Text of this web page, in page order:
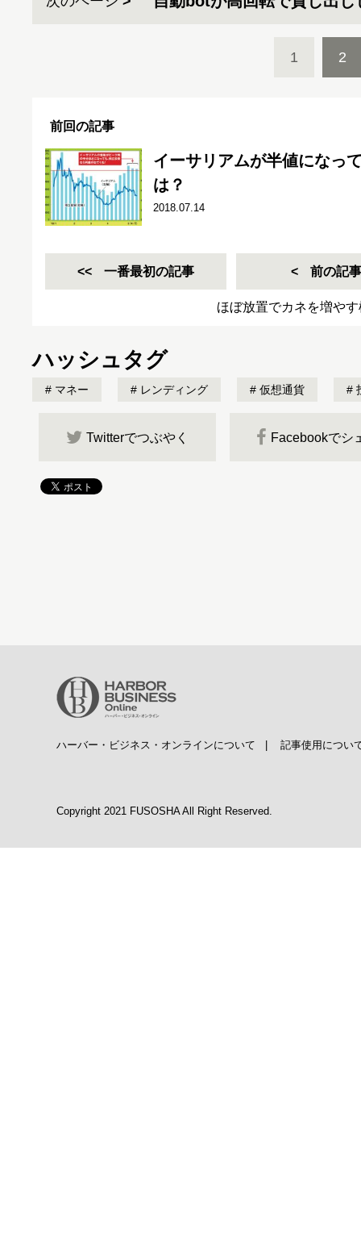
1 2
前回の記事
イーサリアムが半値になっ
は？
2018.07.14
一番最初の記事 前の記事
ほぼ放置でカネを増や
ハッシュタグ
マネー レンディング 仮想通貨
Twitterでつぶやく Facebookでシ
ハーバー・ビジネス・オンラインについて 記事使用につい
Copyright 2021 FUSOSHA All Right Reserved.